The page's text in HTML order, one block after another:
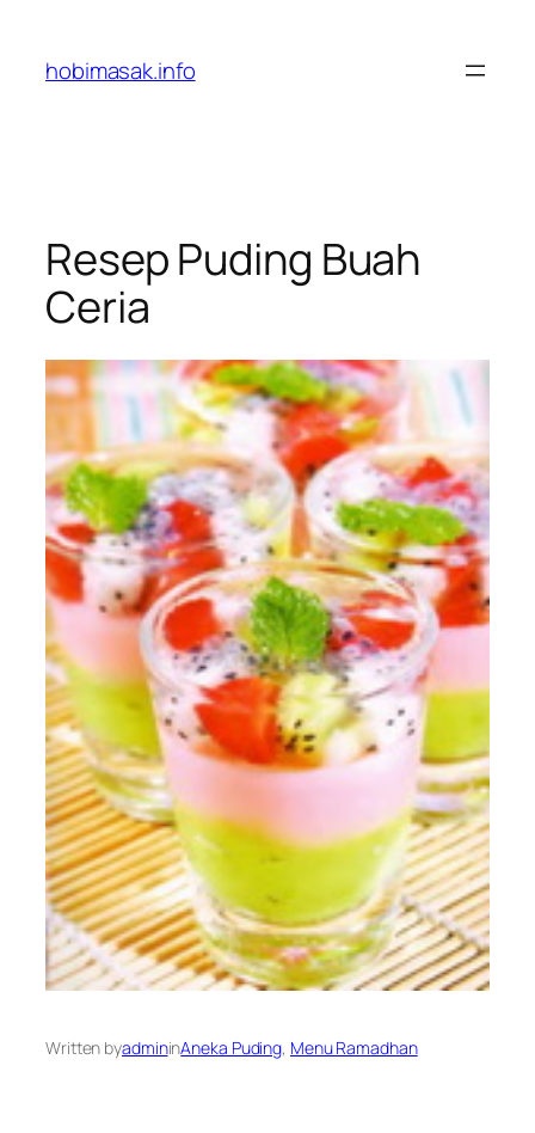
content
hobimasak.info
Resep Puding Buah
Ceria
Written byadmininAneka Puding, Menu Ramadhan